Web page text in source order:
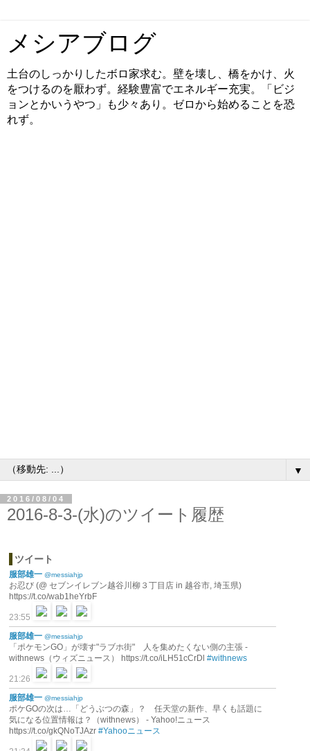
メシアブログ
土台のしっかりしたボロ家求む。壁を壊し、橋をかけ、火
をつけるのを厭わず。経験豊富でエネルギー充実。「ビジ
ョンとかいうやつ」も少々あり。ゼロから始めることを恐
れず。
▼
2016/08/04
2016-8-3-(水)のツイート履歴
ツイート
服部雄一 @messiahjp
お忍び (@ セブンイレブン越谷川柳３丁目店 in 越谷市, 埼玉県)
https://t.co/wab1heYrbF
23:55
服部雄一 @messiahjp
「ポケモンGO」が壊す"ラブホ街" 人を集めたくない側の主張 -
withnews（ウィズニュース） https://t.co/iLH51cCrDl #withnews
21:26
服部雄一 @messiahjp
ポケGOの次は…「どうぶつの森」？ 任天堂の新作、早くも話題に
気になる位置情報は？（withnews） - Yahoo!ニュース
https://t.co/gkQNoTJAzr #Yahooニュース